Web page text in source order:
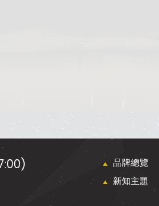
品牌總覽
新知主題